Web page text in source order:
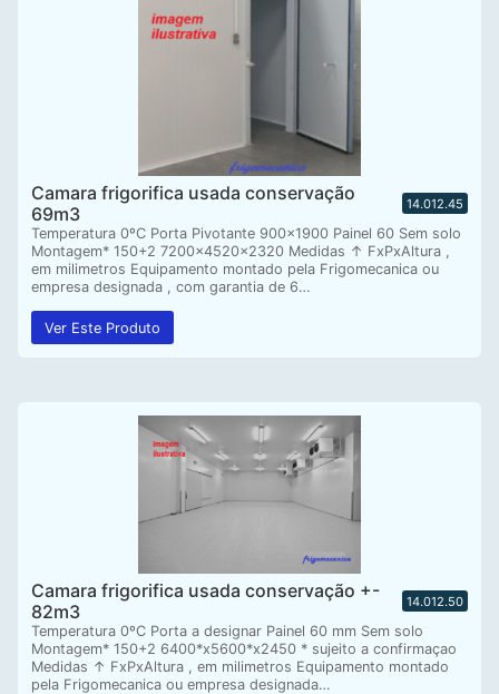
Camara frigorifica usada conservação
69m3
14.012.45
Temperatura 0ºC Porta Pivotante 900×1900 Painel 60 Sem solo
Montagem* 150+2 7200x4520x2320 Medidas ↑ FxPxAltura ,
em milimetros Equipamento montado pela Frigomecanica ou
empresa designada , com garantia de 6…
Ver Este Produto
Camara frigorifica usada conservação +-
82m3
14.012.50
Temperatura 0ºC Porta a designar Painel 60 mm Sem solo
Montagem* 150+2 6400*x5600*x2450 * sujeito a confirmaçao
Medidas ↑ FxPxAltura , em milimetros Equipamento montado
pela Frigomecanica ou empresa designada…